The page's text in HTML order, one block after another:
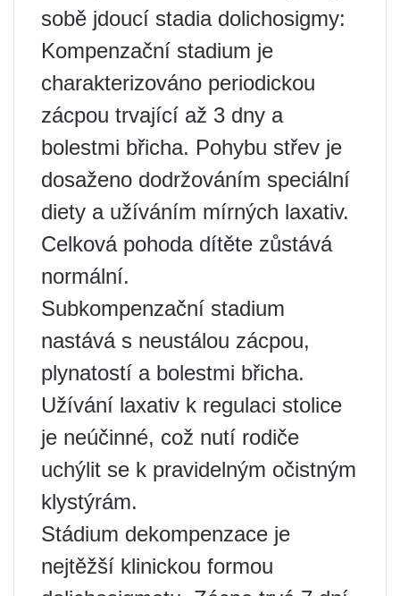
sobě jdoucí stadia dolichosigmy:
Kompenzační stadium je
charakterizováno periodickou
zácpou trvající až 3 dny a
bolestmi břicha. Pohybu střev je
dosaženo dodržováním speciální
diety a užíváním mírných laxativ.
Celková pohoda dítěte zůstává
normální.
Subkompenzační stadium
nastává s neustálou zácpou,
plynatostí a bolestmi břicha.
Užívání laxativ k regulaci stolice
je neúčinné, což nutí rodiče
uchýlit se k pravidelným očistným
klystýrám.
Stádium dekompenzace je
nejtěžší klinickou formou